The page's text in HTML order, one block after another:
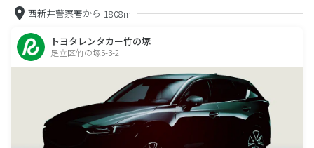
西新井警察署から 1808m
トヨタレンタカー竹の塚
足立区竹の塚5-3-2